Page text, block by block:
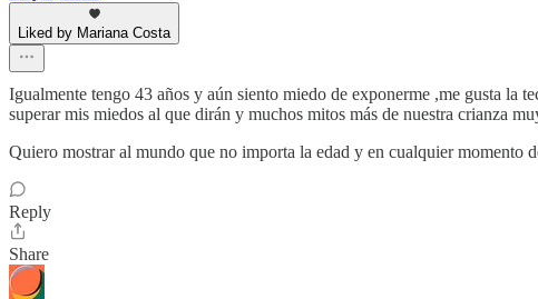
Liked by Mariana Costa
Igualmente tengo 43 años y aún siento miedo de exponerme ,me gusta la
superar mis miedos al que dirán y muchos mitos más de nuestra crianza
Quiero mostrar al mundo que no importa la edad y en cualquier momento
Reply
Share